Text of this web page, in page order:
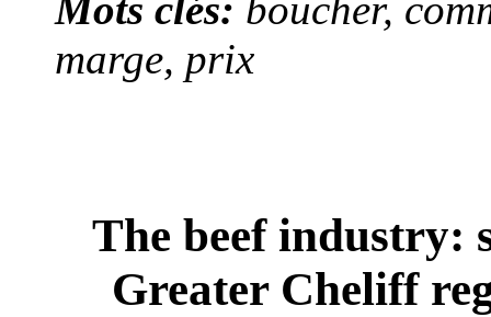
Mots clés: boucher,
marge, prix
The beef industry:
Greater Cheliff